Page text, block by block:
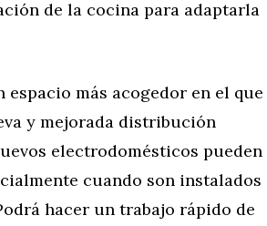
de la cocina para adaptarla
más acogedor en el que
y mejorada distribución
electrodomésticos pueden
cuando son instalados
hacer un trabajo rápido de